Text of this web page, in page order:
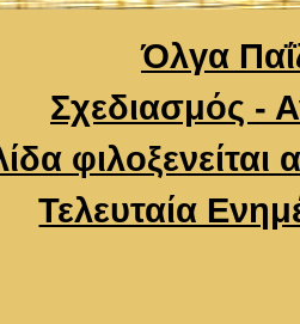
Όλγα
Σχεδιασμός -
Τελευταία